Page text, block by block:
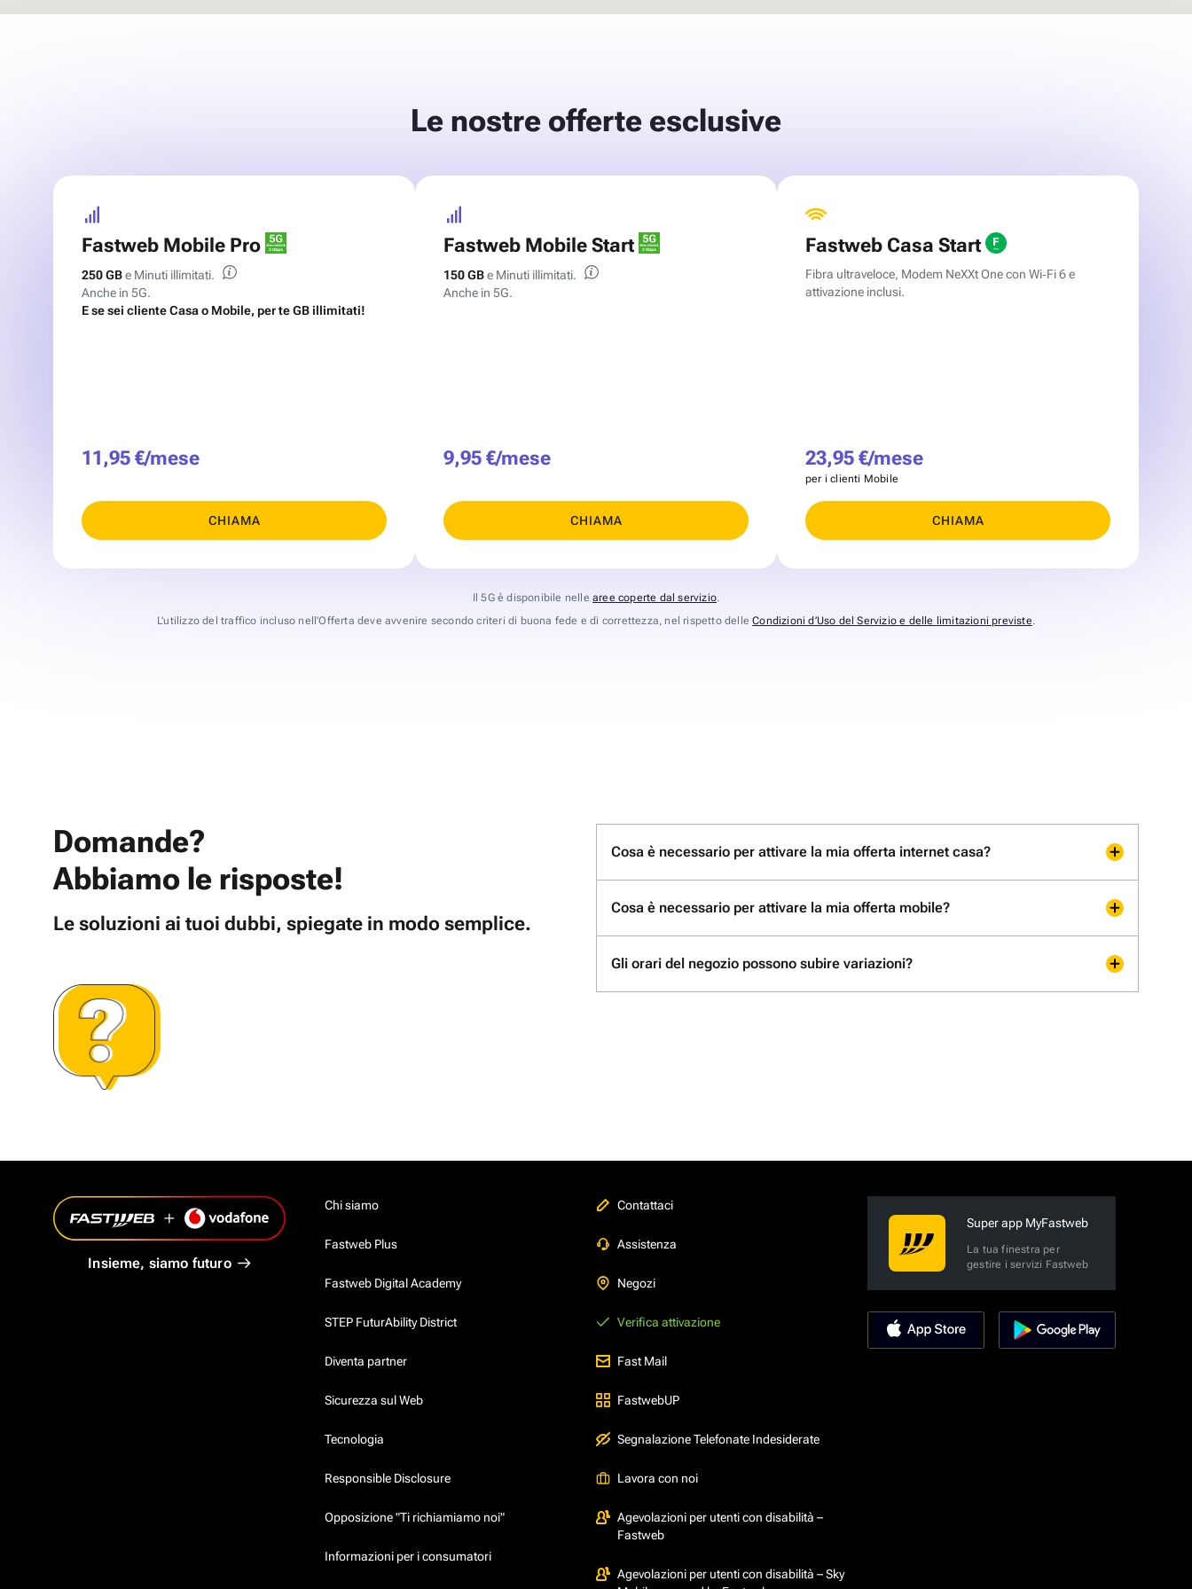
Le nostre offerte esclusive
Fastweb Mobile Pro
250 GBe Minuti illimitati.
Anche in 5G.
E se sei cliente Casa o Mobile, per te GB illimitati!
11,95 €/mese
CHIAMA
Fastweb Mobile Start
150 GBe Minuti illimitati.
Anche in 5G.
9,95 €/mese
CHIAMA
Fastweb Casa Start
Fibra ultraveloce, Modem NeXXt One con Wi‑Fi 6 e
attivazione inclusi.
23,95 €/mese
per i clienti Mobile
CHIAMA
Il 5G è disponibile nelle aree coperte dal servizio.
L’utilizzo del traffico incluso nell’Offerta deve avvenire secondo criteri di buona fede e di correttezza, nel rispetto delleCondizioni d’Uso del Servizio e delle limitazioni previste.
Domande?
Abbiamo le risposte!
Le soluzioni ai tuoi dubbi, spiegate in modo semplice.
Cosa è necessario per attivare la mia offerta internet casa?
Cosa è necessario per attivare la mia offerta mobile?
Gli orari del negozio possono subire variazioni?
Insieme, siamo futuro
Chi siamo
Fastweb Plus
Fastweb Digital Academy
STEP FuturAbility District
Diventa partner
Sicurezza sul Web
Tecnologia
Responsible Disclosure
Opposizione "Ti richiamiamo noi"
Informazioni per i consumatori
Contattaci
Assistenza
Negozi
Verifica attivazione
Fast Mail
FastwebUP
Segnalazione Telefonate Indesiderate
Lavora con noi
Agevolazioni per utenti con disabilità –
Fastweb
Agevolazioni per utenti con disabilità – Sky
Super app MyFastweb
La tua finestra per
gestire i servizi Fastweb